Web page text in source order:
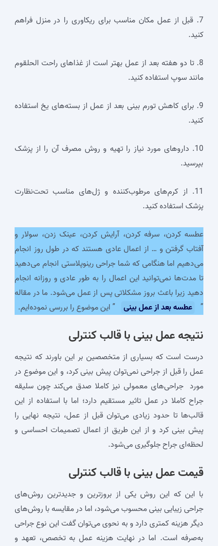
7. قبل از عمل مکان مناسب برای ریکاوری را در منزل فراهم
کنید.
8. تا دو هفته بعد از عمل بهتر است از غذاهای راحت ‌الحلقوم
مانند سوپ استفاده کنید.
9. برای کاهش تورم بینی بعد از عمل از بسته‌های یخ استفاده
کنید.
10. داروهای مورد نیاز را تهیه و روش مصرف آن را از پزشک
بپرسید.
11. از کرم‌های مرطوب‌‌کننده و ژل‌های مناسب تحت‌نظارت
پزشک استفاده کنید.
عطسه کردن، سرفه کردن، آرایش کردن، عینک زدن، سولار و
آفتاب گرفتن و … از اعمال عادی هستند که در طول روز انجام
می‌دهیم اما هنگامی که شما جراحی رینوپلاستی انجام می‌دهید
تا مدت‌ها نمی‌توانید این اعمال را به طور عادی و روزانه انجام
دهید زیرا باعث بروز مشکلاتی پس از عمل می‌شود. ما در مقاله
”
عطسه بعد از عمل بینی ” این موضوع را بررسی نموده‌ایم.
نتیجهعمل بینی با قالب کنترلی
درست است که بسیاری از متخصصین بر این باورند که نتیجه
عمل را قبل از جراحی نمی‌توان پیش‌ بینی کرد، و این موضوع در
مورد جراحی‌های معمولی نیز کاملا صدق می‌کند چون سلیقه
جراح کاملا در عمل تاثیر مستقیم دارد؛ اما با استفاده از این
قالب‌ها تا حدود زیادی می‌توان قبل از عمل، نتیجه نهایی را
پیش ‌بینی کرد و از این طریق از اعمال تصمیمات احساسی و
لحظه‌ای جراح جلوگیری می‌شود.
قیمت عمل بینی با قالب کنترلی
با این که این روش یکی از بروزترین و جدیدترین روش‌های
جراحی زیبایی بینی محسوب می‌شود، اما در مقایسه با روش‌های
دیگر هزینه کمتری دارد و به نحوی می‌توان گفت این نوع جراحی
به‌صرفه است. اما در نهایت هزینه عمل به تخصص، تعهد و